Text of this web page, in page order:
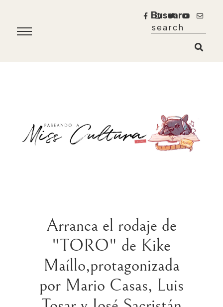
Buscar
Arranca el rodaje de
"TORO" de Kike
Maíllo,protagonizada
por Mario Casas, Luis